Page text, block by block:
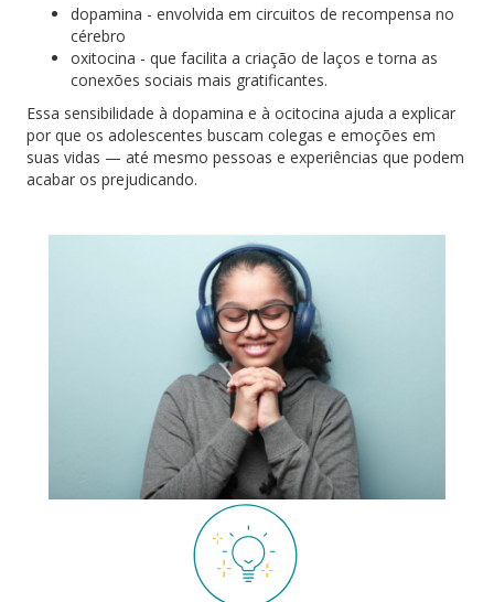
dopamina - envolvida em circuitos de recompensa no
cérebro
oxitocina - que facilita a criação de laços e torna as
conexões sociais mais gratificantes.
Essa sensibilidade à dopamina e à ocitocina ajuda a explicar
por que os adolescentes buscam colegas e emoções em
suas vidas — até mesmo pessoas e experiências que podem
acabar os prejudicando.